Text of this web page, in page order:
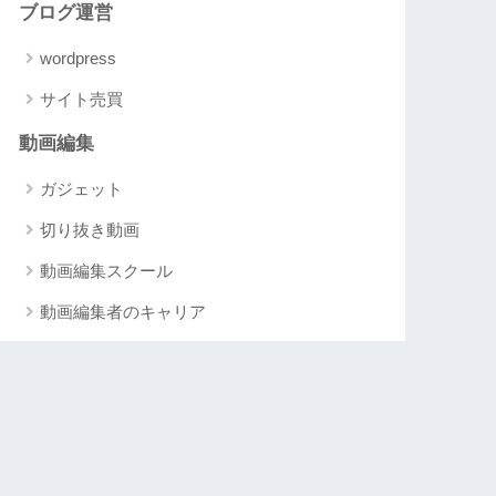
ブログ運営
wordpress
サイト売買
動画編集
ガジェット
切り抜き動画
動画編集スクール
動画編集者のキャリア